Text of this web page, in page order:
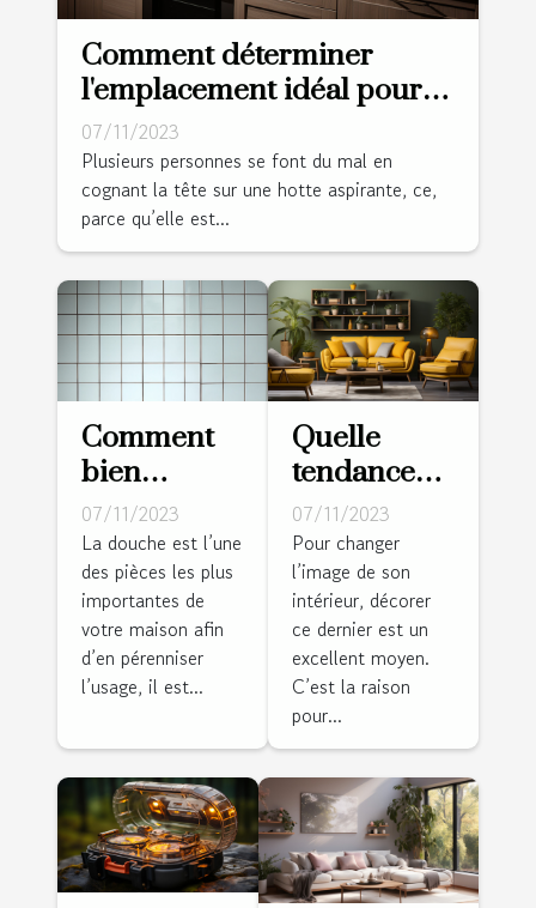
Comment déterminer
l'emplacement idéal pour
une hotte aspirante ?
07/11/2023
Plusieurs personnes se font du mal en
cognant la tête sur une hotte aspirante, ce,
parce qu’elle est...
Comment
bien
entretenir
sa douche ?
07/11/2023
La douche est l’une
des pièces les plus
importantes de
votre maison afin
d’en pérenniser
l’usage, il est...
Quelle
tendance
déco pour
un intérieur
en vogue ?
07/11/2023
Pour changer
l’image de son
intérieur, décorer
ce dernier est un
excellent moyen.
C’est la raison
pour...